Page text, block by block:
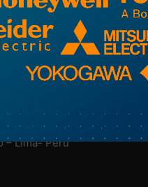
NUESTRA EMPRESA
Nosotros
Más Información Aquí
– Lima- Perú